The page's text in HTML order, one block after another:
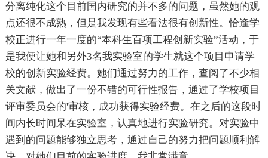
分离纯化这个目前国内研究的并不多的问题，虽然她的观
点还很不成熟，但是我发现有些看法很有创新性。恰逢学
校正进行一年一度的“本科生百项工程创新实验”活动，于
是我便让她和另外3名我实验室的学生就这个项目申请学
校的创新实验经费。她们通过努力的工作，查阅了不少相
关文献，做出了一份不错的可行性报告，通过了学校项目
评审委员会的'审核，成功获得实验经费。在之后的这段时
间内长时间呆在实验室，认真地进行实验研究。对实验中
遇到的问题能够独立思考，通过自己的努力把问题顺利解